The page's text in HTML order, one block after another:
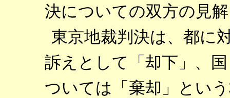
決についての双方の見
東京地裁判決は、都に
訴えとして「却下」、
ついては「棄却」とい